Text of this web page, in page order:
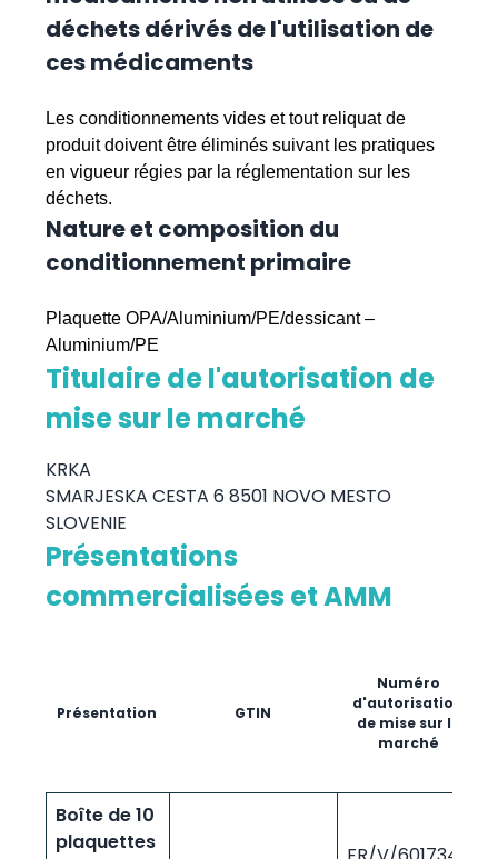
déchets dérivés de l'utilisation de
ces médicaments
Les conditionnements vides et tout reliquat de
produit doivent être éliminés suivant les pratiques
en vigueur régies par la réglementation sur les
déchets.
Nature et composition du
conditionnement primaire
Plaquette OPA/Aluminium/PE/dessicant –
Aluminium/PE
Titulaire de l'autorisation de
mise sur le marché
KRKA
SMARJESKA CESTA 6 8501 NOVO MESTO
SLOVENIE
Présentations
commercialisées et AMM
Présentation GTIN
Numéro
d'autorisation
de mise sur le
marché
Boîte de 10
plaquettes